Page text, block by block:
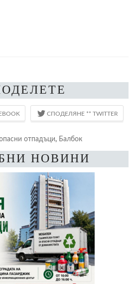
отпадъци, Балбок
НОВИНИ